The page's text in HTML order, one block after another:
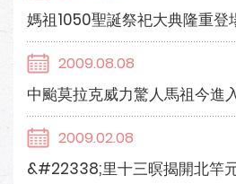
媽祖1050聖誕祭祀大典隆重登
2009.08.08
中颱莫拉克威力驚人馬祖今進
2009.02.08
&#22338;里十三暝揭開北竿